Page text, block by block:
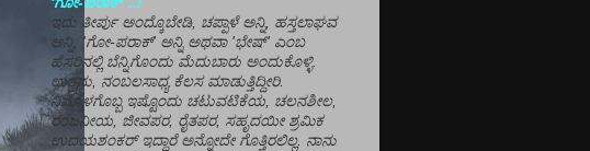
ಇದು ತೀರ್ಪು ಅಂದ್ಕೊಬೇಡಿ, ಚಪ್ಪಾಳೆ ಅನ್ನಿ, ಹಸ್ತಲಾಘವ
ಅನ್ನಿ, 'ಗೋ-ಪರಾಕ್' ಅನ್ನಿ ಅಥವಾ 'ಭೇಷ್' ಎಂಬ
ಹೆಸರಿನಲ್ಲಿ ಬೆನ್ನಿಗೊಂದು ಮೆದುಬಾರು ಅಂದುಕೊಳ್ಳಿ.
ಉತ್ತಮ, ನಂಬಲಸಾಧ್ಯ ಕೆಲಸ ಮಾಡುತ್ತಿದ್ದೀರಿ.
ನಿಮ್ಮೊಳಗೊಬ್ಬ ಇಷ್ಟೊಂದು ಚಟುವಟಿಕೆಯ, ಚಲನಶೀಲ,
ರಂಜನೀಯ, ಜೀವಪರ, ರೈತಪರ, ಸಹೃದಯೀ ಶ್ರಮಿಕ
ಉದಯಶಂಕರ್ ಇದ್ದಾರೆ ಅನ್ನೋದೇ ಗೊತ್ತಿರಲಿಲ್ಲ. ನಾನು